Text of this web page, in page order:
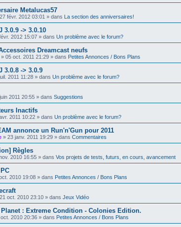
Metalucas57
27 févr. 2012 03:01 » dans La section des anniversaires!
3.0.9 -> 3.0.10
2012 15:07 » dans Un problème avec le forum?
Dreamcast neufs
» 05 oct. 2011 21:29 » dans Petites Annonces / Bons Plans
3.0.8 -> 3.0.9
2011 11:28 » dans Un problème avec le forum?
2011 20:55 » dans Suggestions
Inactifs
2011 10:22 » dans Un problème avec le forum?
annonce un Run'n'Gun pour 2011
» 23 janv. 2011 19:29 » dans Commentaires
Règles
2010 16:55 » dans Vos projets de tests, futurs, en cours, avancement
2010 19:08 » dans Petites Annonces / Bons Plans
21 oct. 2010 23:10 » dans Jeux Vidéo
: Extreme Condition - Colonies Edition.
oct. 2010 20:36 » dans Petites Annonces / Bons Plans